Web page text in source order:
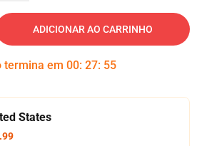
ADICIONAR AO CARRINHO
termina em 00: 27: 54
States